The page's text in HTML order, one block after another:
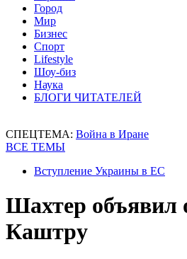
Город
Мир
Бизнес
Спорт
Lifestyle
Шоу-биз
Наука
БЛОГИ ЧИТАТЕЛЕЙ
СПЕЦТЕМА: Война в Иране
ВСЕ ТЕМЫ
Вступление Украины в ЕС
Шахтер объявил
Каштру